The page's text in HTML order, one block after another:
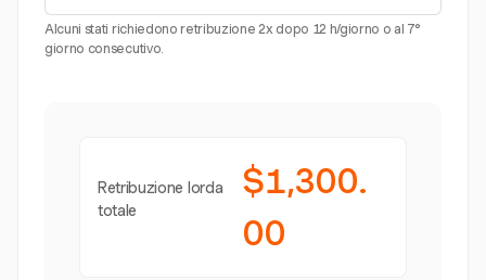
Alcuni stati richiedono retribuzione 2x dopo 12 h/giorno o al 7°
giorno consecutivo.
Retribuzione lorda
totale
$1,300.
00